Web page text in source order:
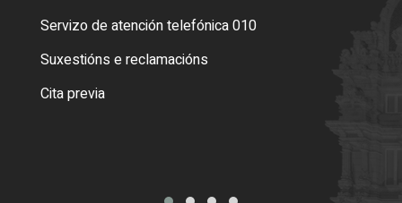
Servizo de atención telefónica 010
Suxestións e reclamacións
Cita previa